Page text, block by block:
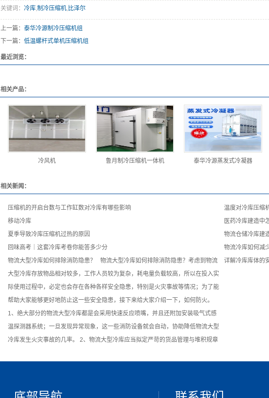
关键词： 冷库,制冷压缩机,比泽尔
上一篇： 泰华冷源制冷压缩机组
下一篇： 低温螺杆式单机压缩机组
最近浏览：
相关产品：
冷风机 鲁月制冷压缩机一体机 泰华冷源蒸发式冷凝器
相关新闻：
压缩机的开启台数与工作缸数对冷库有哪些影响
温度对冷库压缩
移动冷库
医药冷库建造中
夏季导致冷库压缩机过热的原因
物流仓储冷库建
回味高考｜这套冷库考卷你能答多少分
物流冷库如何减
物流大型冷库如何排除消防隐患？ 物流大型冷库如何排除消防隐患？考虑到物流
大型冷库存放物品相对较多，工作人员较为复杂，耗电量负载较高，所以在投入实
际使用过程中，必定也会存在各种各样安全隐患，特别是火灾事故等情况；为了能
帮助大家能够更好地防止这一些安全隐患，接下来给大家介绍一下，如何防火。
1、绝大部分的物流大型冷库都是会采用快速反应喷嘴，并且还附加安装吸气式感
温探测器系统；一旦发现异常现象，这一些消防设备就会自动，协助降低物流大型
冷库发生火灾事故的几率。 2、物流大型冷库应当拟定严苛的货品管理与堆积规章
详解冷库库体的